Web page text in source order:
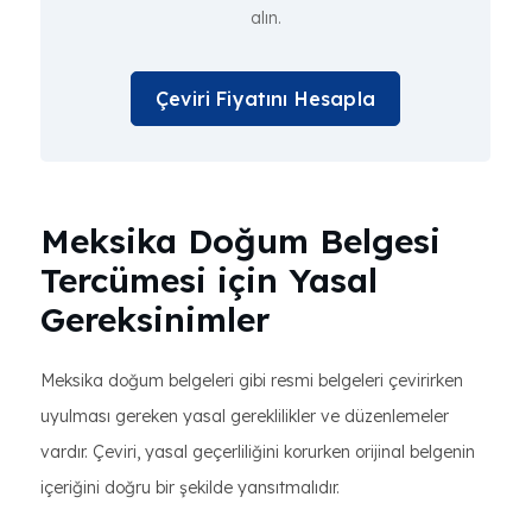
alın.
Çeviri Fiyatını Hesapla
Meksika Doğum Belgesi
Tercümesi için Yasal
Gereksinimler
Meksika doğum belgeleri gibi resmi belgeleri çevirirken
uyulması gereken yasal gereklilikler ve düzenlemeler
vardır. Çeviri, yasal geçerliliğini korurken orijinal belgenin
içeriğini doğru bir şekilde yansıtmalıdır.